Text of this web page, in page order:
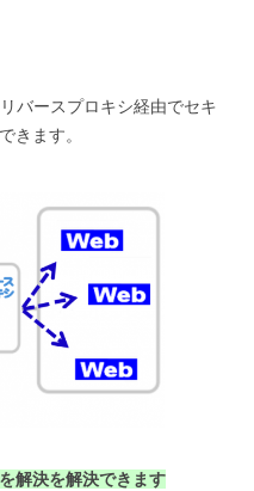
バースプロキシ経由でセキ
きます。
解決を解決できます